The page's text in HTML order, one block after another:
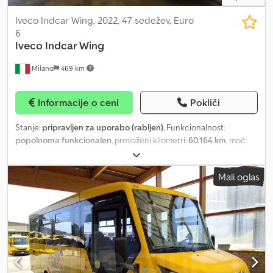
avtobuse.
Milano 469 km
Iveco Indcar Wing, 2022, 47 sedežev, Euro
6
Iveco Indcar Wing
Informacije o ceni Pokliči
Stanje: pripravljen za uporabo (rabljen), Funkcionalnost:
popolnoma funkcionalen, prevoženi kilometri:60.164 km, moč:
, prva registracija:
število sedežev:45, vrsta prenosa:mehanski, konfiguracija osi:2
, emisijski razred:Euro 6, zavore:retarder
, velikost pnevmatike:
225/75 R16, skupna dolžina:8.590 mm, skupna širina: 2.350 mm,
skupna višina:3.100 mm, Oprema:ABS, klimatska naprava,
nadzor oprijema, parkirni grelec, Šolski avtobus – Iveco Indcar
Wing Tehnični podatki: - Datum prve registracije: 2022 -
Prevožena razdalja: 60.164 km - Število sedežev: 47 - Emisijski
razred: Euro 6 - Gorivo: zemeljski plin - Menjalnik: ročni - Moč: 100
kW (136 KM) - Dolžina: 8,59 m - Število osi: 2 - Motor: Iveco
Mali oglas